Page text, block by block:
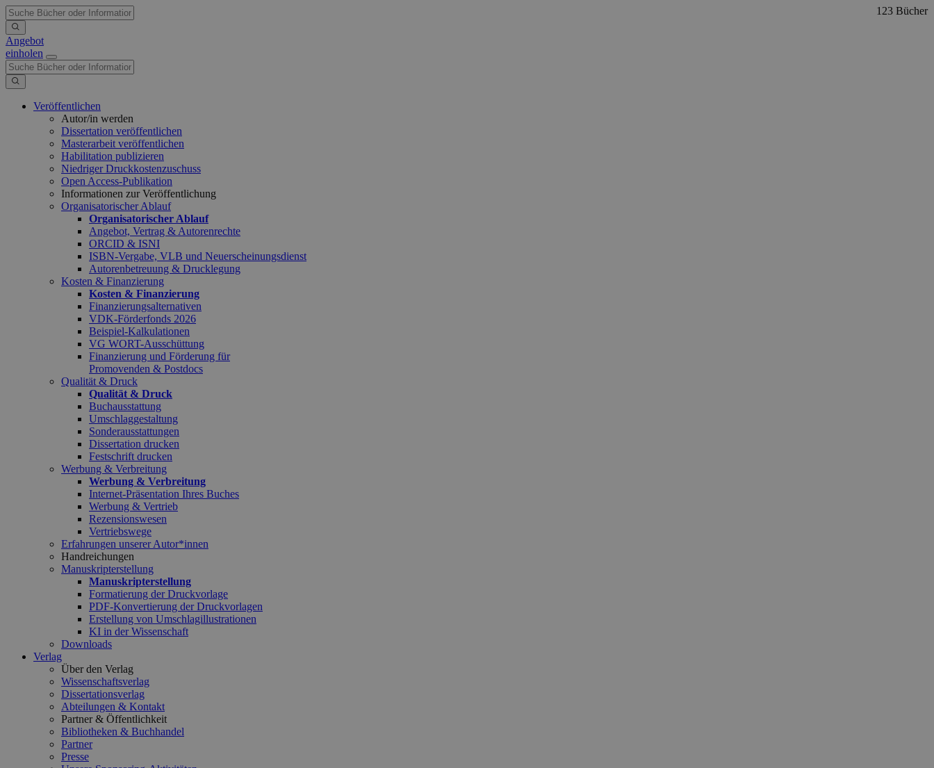
Angebot
einholen
Veröffentlichen
Autor/in werden
Dissertation veröffentlichen
Masterarbeit veröffentlichen
Habilitation publizieren
Niedriger Druckkostenzuschuss
Open Access-Publikation
Informationen zur Veröffentlichung
Organisatorischer Ablauf
Organisatorischer Ablauf
Angebot, Vertrag & Autorenrechte
ORCID & ISNI
ISBN-Vergabe, VLB und Neuerscheinungsdienst
Autorenbetreuung & Drucklegung
Kosten & Finanzierung
Kosten & Finanzierung
Finanzierungsalternativen
VDK-Förderfonds 2026
Beispiel-Kalkulationen
VG WORT-Ausschüttung
Finanzierung und Förderung für
Promovenden & Postdocs
Qualität & Druck
Qualität & Druck
Buchausstattung
Umschlaggestaltung
Sonderausstattungen
Dissertation drucken
Festschrift drucken
Werbung & Verbreitung
Werbung & Verbreitung
Internet-Präsentation Ihres Buches
Werbung & Vertrieb
Rezensionswesen
Vertriebswege
Erfahrungen unserer Autor*innen
Handreichungen
Manuskripterstellung
Manuskripterstellung
Formatierung der Druckvorlage
PDF-Konvertierung der Druckvorlagen
Erstellung von Umschlagillustrationen
KI in der Wissenschaft
Downloads
Verlag
Über den Verlag
Wissenschaftsverlag
Dissertationsverlag
Abteilungen & Kontakt
Partner & Öffentlichkeit
Bibliotheken & Buchhandel
Partner
Presse
123 Bücher